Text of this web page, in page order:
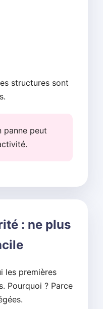
structures sont
panne peut
: ne plus
les premières
Pourquoi ? Parce